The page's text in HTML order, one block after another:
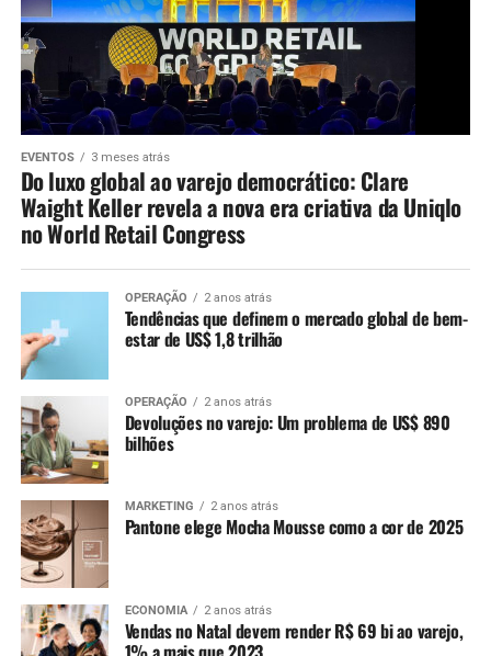
EVENTOS 3 meses atrás
Do luxo global ao varejo democrático: Clare
Waight Keller revela a nova era criativa da Uniqlo
no World Retail Congress
OPERAÇÃO 2 anos atrás
Tendências que definem o mercado global de bem-
estar de US$ 1,8 trilhão
OPERAÇÃO 2 anos atrás
Devoluções no varejo: Um problema de US$ 890
bilhões
MARKETING 2 anos atrás
Pantone elege Mocha Mousse como a cor de 2025
ECONOMIA 2 anos atrás
Vendas no Natal devem render R$ 69 bi ao varejo,